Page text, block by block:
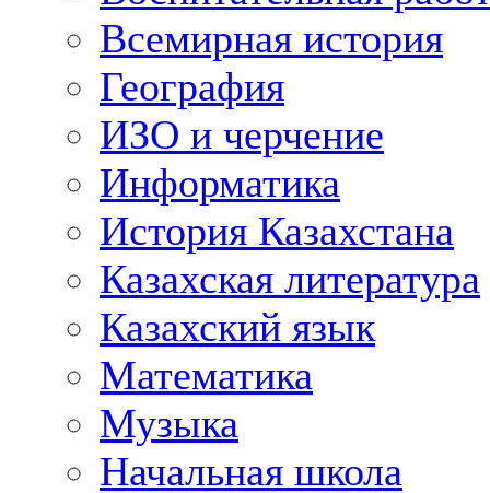
Всемирная история
География
ИЗО и черчение
Информатика
История Казахстана
Казахская литература
Казахский язык
Математика
Музыка
Начальная школа